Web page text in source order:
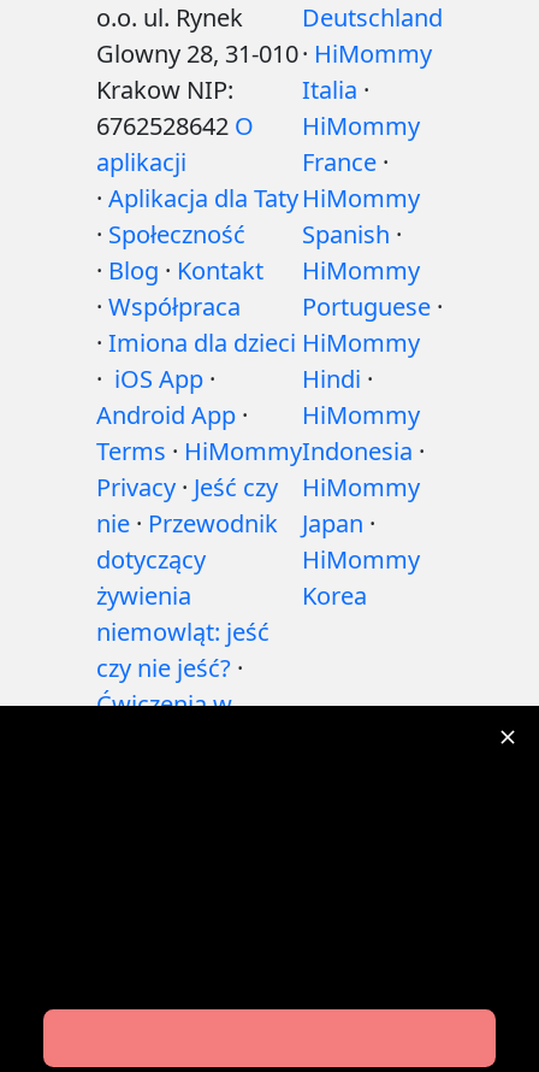
o.o. ul. Rynek
Glowny 28, 31-010
Krakow NIP:
6762528642 O
aplikacji
· Aplikacja dla Taty
· Społeczność
· Blog · Kontakt
· Współpraca
· Imiona dla dzieci
· iOS App ·
Android App ·
Terms · HiMommy
Privacy · Jeść czy
nie · Przewodnik
dotyczący
żywienia
niemowląt: jeść
czy nie jeść? ·
Ćwiczenia w
Deutschland
· HiMommy
Italia ·
HiMommy
France ·
HiMommy
Spanish ·
HiMommy
Portuguese ·
HiMommy
Hindi ·
HiMommy
Indonesia ·
HiMommy
Japan ·
HiMommy
Korea